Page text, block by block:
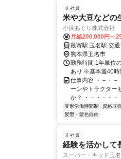
正社員
米や大豆などの
小浜あぐり株式会社
月給200,000円～
最寄
熊本県玉名市
勤務時間 1年単位
あり ※基本週40時
仕事内容 ・－・－
ーンやトラクター
か？ ・－・－・－
変形労働時間制 資格取
髪型・髪色自由
正社員
経験を活かして
スーパー・キッド玉